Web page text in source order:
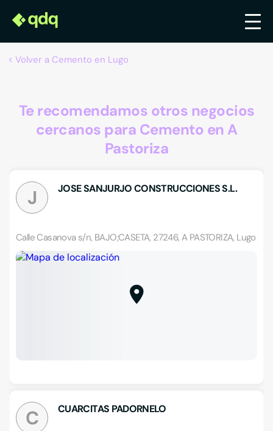
Volver a Cemento en Lugo
Te recomendamos otros negocios
cercanos para Cemento en A
Pastoriza
J JOSE SANJURJO CONSTRUCCIONES S.L.
Calle Casanova s/n, BAJO;CASETA, 27246, A PASTORIZA, Lugo
C CUARCITAS PADORNELO